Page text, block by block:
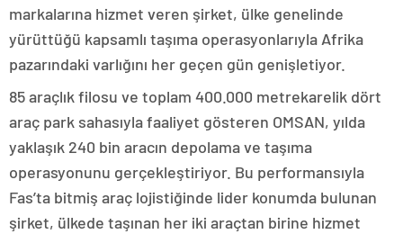
markalarına hizmet veren şirket, ülke genelinde
yürüttüğü kapsamlı taşıma operasyonlarıyla Afrika
pazarındaki varlığını her geçen gün genişletiyor.
85 araçlık filosu ve toplam 400.000 metrekarelik dört
araç park sahasıyla faaliyet gösteren OMSAN, yılda
yaklaşık 240 bin aracın depolama ve taşıma
operasyonunu gerçekleştiriyor. Bu performansıyla
Fas’ta bitmiş araç lojistiğinde lider konumda bulunan
şirket, ülkede taşınan her iki araçtan birine hizmet